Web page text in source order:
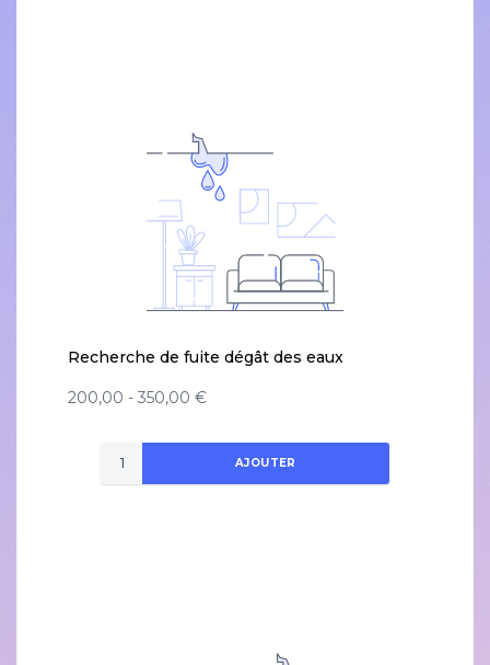
Recherche de fuite dégât des eaux
200,00 - 350,00 €
AJOUTER